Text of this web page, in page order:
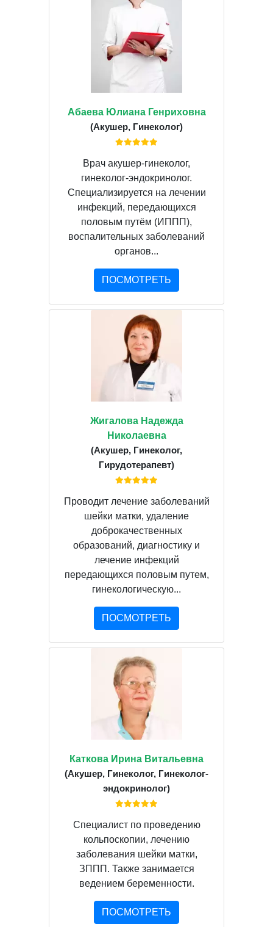
Абаева Юлиана Генриховна
(Акушер, Гинеколог)
Врач акушер-гинеколог,
гинеколог-эндокринолог.
Специализируется на лечении
инфекций, передающихся
половым путём (ИППП),
воспалительных заболеваний
органов...
ПОСМОТРЕТЬ
Жигалова Надежда
Николаевна
(Акушер, Гинеколог,
Гирудотерапевт)
Проводит лечение заболеваний
шейки матки, удаление
доброкачественных
образований, диагностику и
лечение инфекций
передающихся половым путем,
гинекологическую...
ПОСМОТРЕТЬ
Каткова Ирина Витальевна
(Акушер, Гинеколог, Гинеколог-
эндокринолог)
Специалист по проведению
кольпоскопии, лечению
заболевания шейки матки,
ЗППП. Также занимается
ведением беременности.
ПОСМОТРЕТЬ